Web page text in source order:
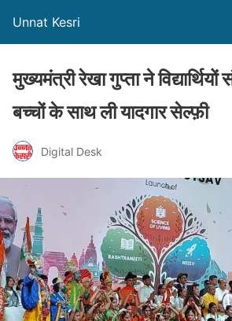
Unnat Kesri
मुख्यमंत्री रेखा गुप्ता ने
बच्चों के साथ ली यादगार सेल्फ़ी
Digital Desk